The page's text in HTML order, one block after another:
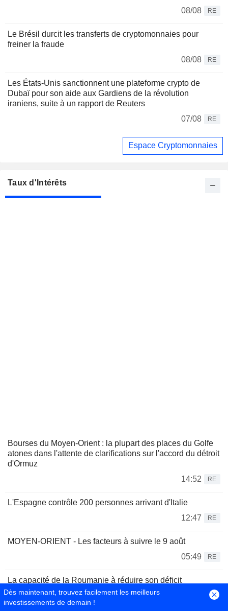
08/08
RE
Le Brésil durcit les transferts de cryptomonnaies pour
freiner la fraude
08/08
RE
Les États-Unis sanctionnent une plateforme crypto de
Dubaï pour son aide aux Gardiens de la révolution
iraniens, suite à un rapport de Reuters
07/08
RE
Espace Cryptomonnaies
Taux d'Intérêts
Bourses du Moyen-Orient : la plupart des places du Golfe
atones dans l'attente de clarifications sur l'accord du détroit
d'Ormuz
14:52
RE
L'Espagne contrôle 200 personnes arrivant d'Italie
12:47
RE
MOYEN-ORIENT - Les facteurs à suivre le 9 août
05:49
RE
La capacité de la Roumanie à réduire son déficit
budgétaire d'ici 2027 est cruciale pour sa notation, selon
Moody's
Dès maintenant, trouvez facilement les meilleurs
investissements de demain !